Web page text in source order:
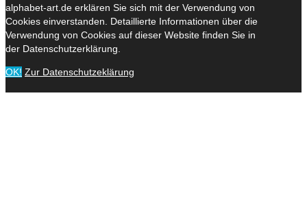
alphabet-art.de erklären Sie sich mit der Verwendung von
Cookies einverstanden. Detaillierte Informationen über die
Verwendung von Cookies auf dieser Website finden Sie in
der Datenschutzerklärung.
OK! Zur Datenschutzeklärung